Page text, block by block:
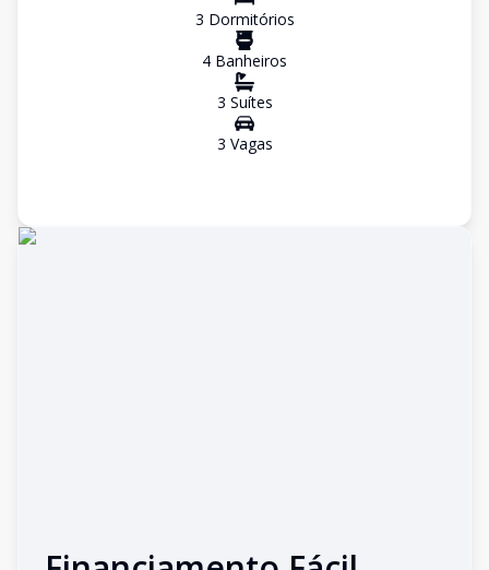
3 Dormitórios
4 Banheiros
3 Suítes
3 Vagas